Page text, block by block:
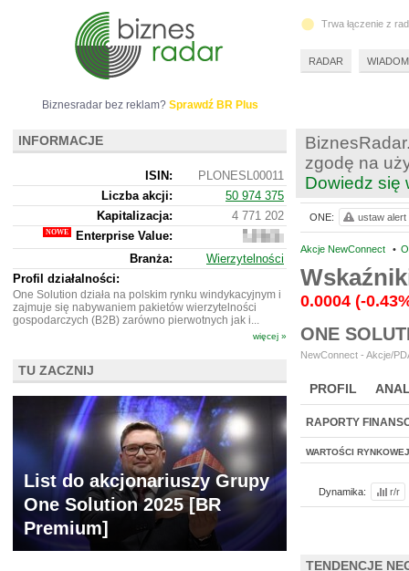
zgodę na
Dowiedz się
Akcje NewConnect •
0.0004 (-
ONE
NewConnect - Akcje/
PROFIL
BR LAB
RAPORTY
WARTOŚCI RYNKOWEJ
Dynamika: r/r
TENDENCJE
ONE: ustaw alert
Biznesradar bez reklam? Sprawdź BR Plus
INFORMACJE
ISIN:
PLONESL00011
Liczba akcji:
50 974 375
Kapitalizacja:
4 771 202
Enterprise Value:
2
730
202
Branża:
Wierzytelności
Profil działalności:
One Solution działa na polskim rynku windykacyjnym i
zajmuje się nabywaniem pakietów wierzytelności
gospodarczych (B2B) zarówno pierwotnych jak i...
więcej »
TU ZACZNIJ
List do akcjonariuszy Grupy
One Solution 2025 [BR
Premium]
Trwa łączenie z
RADAR